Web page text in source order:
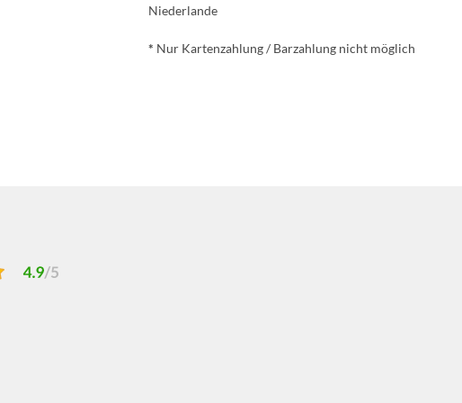
Niederlande
* Nur Kartenzahlung / Barzahlung nicht möglich